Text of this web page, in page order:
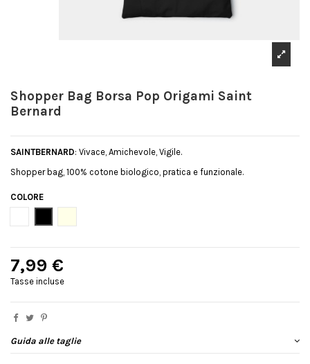
Shopper Bag Borsa Pop Origami Saint
Bernard
SAINTBERNARD: Vivace, Amichevole, Vigile.
Shopper bag, 100% cotone biologico, pratica e funzionale.
COLORE
7,99 €
Tasse incluse
Guida alle taglie